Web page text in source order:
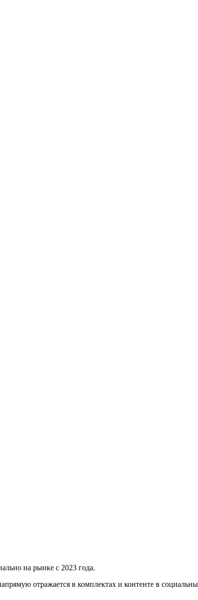
на рынке с 2023 года.
отражается в комплектах и контенте в